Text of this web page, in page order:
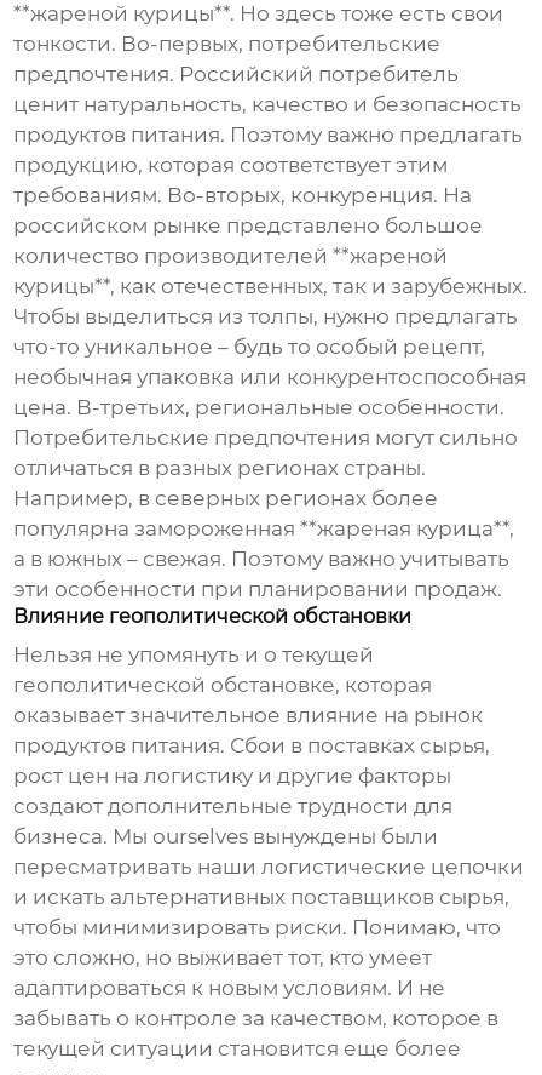
**жареной курицы**. Но здесь тоже есть свои
тонкости. Во-первых, потребительские
предпочтения. Российский потребитель
ценит натуральность, качество и безопасность
продуктов питания. Поэтому важно предлагать
продукцию, которая соответствует этим
требованиям. Во-вторых, конкуренция. На
российском рынке представлено большое
количество производителей **жареной
курицы**, как отечественных, так и зарубежных.
Чтобы выделиться из толпы, нужно предлагать
что-то уникальное – будь то особый рецепт,
необычная упаковка или конкурентоспособная
цена. В-третьих, региональные особенности.
Потребительские предпочтения могут сильно
отличаться в разных регионах страны.
Например, в северных регионах более
популярна замороженная **жареная курица**,
а в южных – свежая. Поэтому важно учитывать
эти особенности при планировании продаж.
Влияние геополитической обстановки
Нельзя не упомянуть и о текущей
геополитической обстановке, которая
оказывает значительное влияние на рынок
продуктов питания. Сбои в поставках сырья,
рост цен на логистику и другие факторы
создают дополнительные трудности для
бизнеса. Мы ourselves вынуждены были
пересматривать наши логистические цепочки
и искать альтернативных поставщиков сырья,
чтобы минимизировать риски. Понимаю, что
это сложно, но выживает тот, кто умеет
адаптироваться к новым условиям. И не
забывать о контроле за качеством, которое в
текущей ситуации становится еще более